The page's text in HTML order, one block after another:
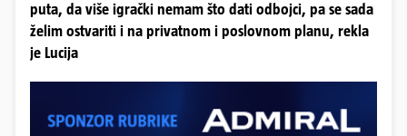
puta, da više igrački nemam što dati odbojci, pa se sada
želim ostvariti i na privatnom i poslovnom planu, rekla
je Lucija